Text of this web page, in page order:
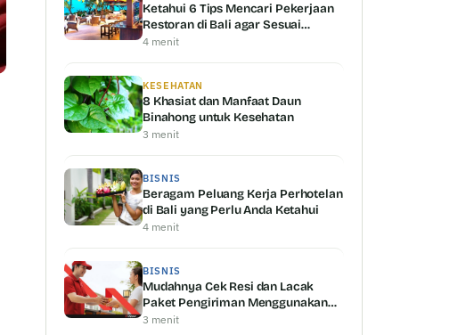
Ketahui 6 Tips Mencari Pekerjaan
Restoran di Bali agar Sesuai
dengan Kemampuan Anda
4 menit
KESEHATAN
8 Khasiat dan Manfaat Daun
Binahong untuk Kesehatan
3 menit
BISNIS
Beragam Peluang Kerja Perhotelan
di Bali yang Perlu Anda Ketahui
4 menit
BISNIS
Mudahnya Cek Resi dan Lacak
Paket Pengiriman Menggunakan
Shipper Serta Keunggulannya
3 menit